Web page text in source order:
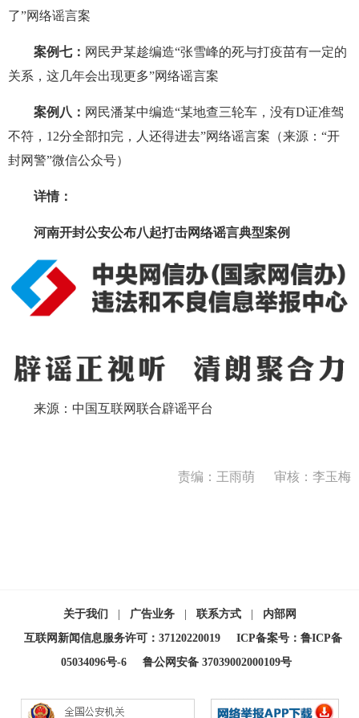
了”网络谣言案
案例七： 网民尹某趁编造“张雪峰的死与打疫苗有一定的
关系，这几年会出现更多”网络谣言案
案例八： 网民潘某中编造“某地查三轮车，没有D证准驾
不符，12分全部扣完，人还得进去”网络谣言案（来源：“开
封网警”微信公众号）
详情：
河南开封公安公布八起打击网络谣言典型案例
来源：中国互联网联合辟谣平台
责编：王雨萌 审核：李玉梅
关于我们 广告业务 联系方式
内部网
互联网新闻信息服务许可：37120220019
ICP备案号：鲁ICP备
05034096号-6
鲁公网安备 37039002000109号